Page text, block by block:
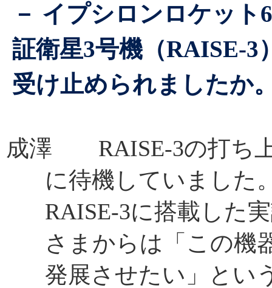
－ イプシロンロケッ
証衛星3号機（RAISE-
受け止められましたか
成澤 RAISE-3の打ち上
に待機していました
RAISE-3に搭載した
さまからは「この機
発展させたい」とい